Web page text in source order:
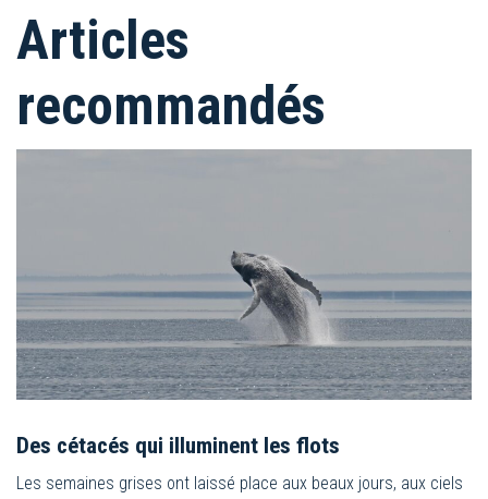
Articles
recommandés
Des cétacés qui illuminent les flots
Les semaines grises ont laissé place aux beaux jours, aux ciels